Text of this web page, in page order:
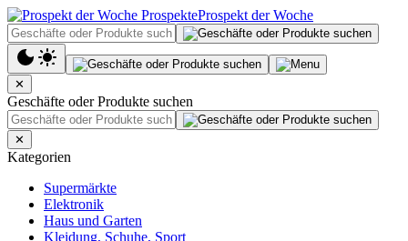
Prospekt der Woche
✕
Geschäfte oder Produkte suchen
✕
Kategorien
Supermärkte
Elektronik
Haus und Garten
Kleidung, Schuhe, Sport